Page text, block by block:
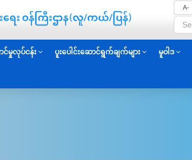
A-
င်မှုလုပ်ငန်း ပူးပေါင်းဆောင်ရွက်ချက်များ မူဝါဒ